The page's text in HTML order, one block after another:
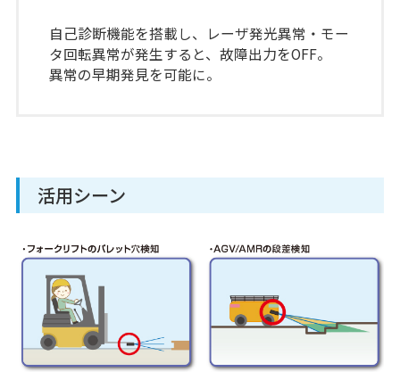
自己診断機能を搭載し、レーザ発光異常・モー
タ回転異常が発生すると、故障出力をOFF。
異常の早期発見を可能に。
活用シーン
YHT-10LA